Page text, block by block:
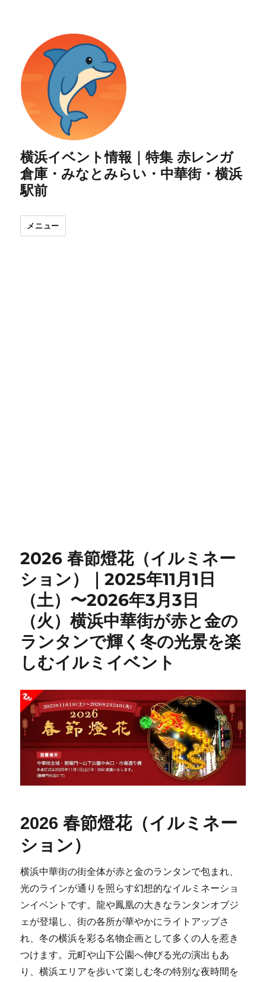
横浜イベント情報｜特集 赤レンガ
倉庫・みなとみらい・中華街・横浜
駅前
メニュー
2026 春節燈花（イルミネー
ション）｜2025年11月1日
（土）〜2026年3月3日
（火）横浜中華街が赤と金の
ランタンで輝く冬の光景を楽
しむイルミイベント
2026 春節燈花（イルミネー
ション）
横浜中華街の街全体が赤と金のランタンで包まれ、
光のラインが通りを照らす幻想的なイルミネーショ
ンイベントです。龍や鳳凰の大きなランタンオブジ
ェが登場し、街の各所が華やかにライトアップさ
れ、冬の横浜を彩る名物企画として多くの人を惹き
つけます。元町や山下公園へ伸びる光の演出もあ
り、横浜エリアを歩いて楽しむ冬の特別な夜時間を